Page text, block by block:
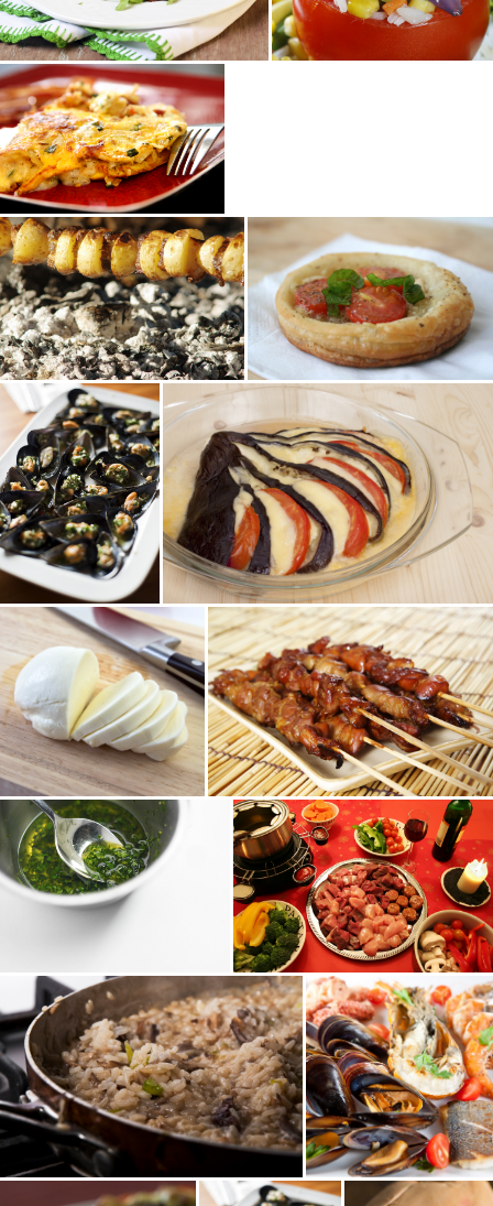
Terre
Entrée Plat
Terre
Plat
Terre
Plat
Terre
Entrée Plat
Terre
Plat
Terre
Entrée
Terre
Plat
Terre
Accompagnement Plat
Terre
Plat
Terre
Plat
Terre
Plat Plat